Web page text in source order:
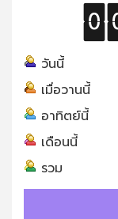
วันนี้
เมื่อวานนี้
อาทิตย์นี้
เดือนนี้
รวม